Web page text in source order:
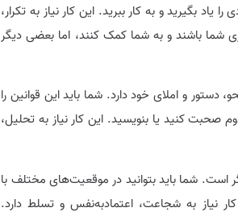
بگیرید و به کار ببرید. این کار نیاز به تکرار،
شما باشند و به شما کمک کنند، اما بعضی دیگر
دستور و املای خود دارد. شما باید این قوانین را
صحبت کنید یا بنویسید. این کار نیاز به تحلیل،
است. شما باید بتوانید در موقعیت‌های مختلف با
کار نیاز به شجاعت، اعتمادبه‌نفس و تسلط دارد.